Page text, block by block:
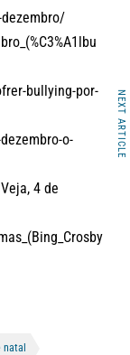
bullying-por-
o-
4 de
natal
NEXT ARTICLE